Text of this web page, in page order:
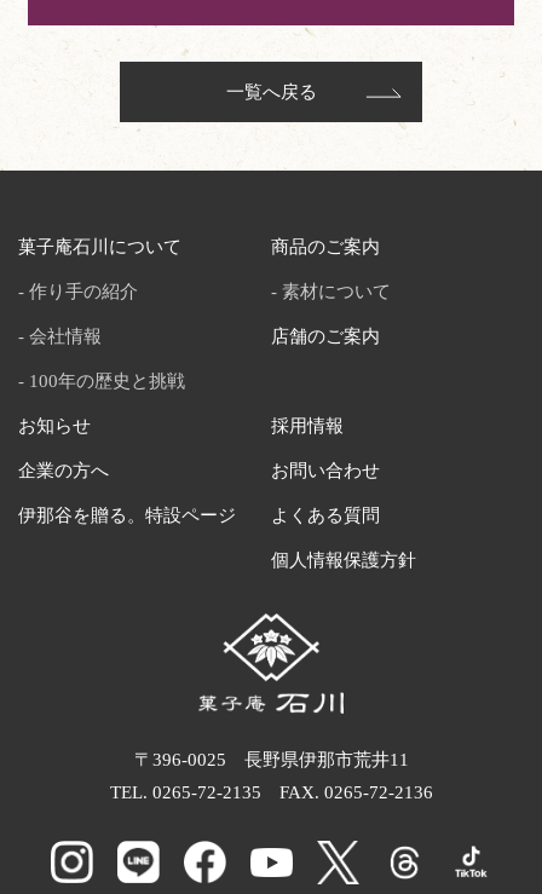
一覧へ戻る
菓子庵石川について
作り手の紹介
会社情報
100年の歴史と挑戦
商品のご案内
素材について
店舗のご案内
お知らせ
企業の方へ
伊那谷を贈る。特設ページ
採用情報
お問い合わせ
よくある質問
個人情報保護方針
〒396-0025 長野県伊那市荒井11
TEL. 0265-72-2135 FAX. 0265-72-2136